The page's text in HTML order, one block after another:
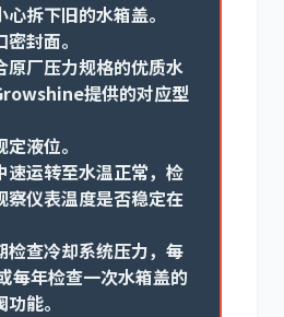
拆下旧的水箱盖。
封面。
原厂压力规格的优质水
提供的对应型
液位。
速运转至水温正常，检
察仪表温度是否稳定在
检查冷却系统压力，每
每年检查一次水箱盖的
能。